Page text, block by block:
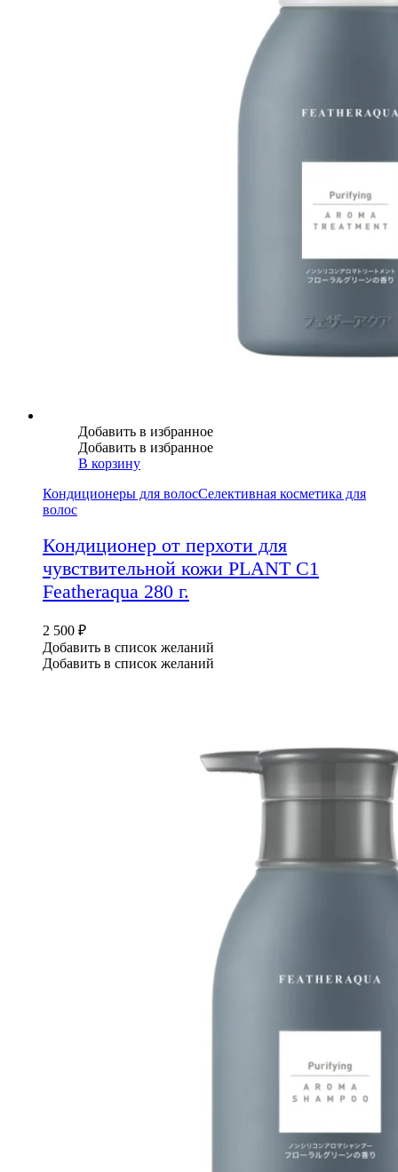
Добавить в избранное
Добавить в избранное
В корзину
Кондиционеры для волосСелективная косметика для
волос
Кондиционер от перхоти для
чувствительной кожи PLANT C1
Featheraqua 280 г.
2 500 ₽
Добавить в список желаний
Добавить в список желаний